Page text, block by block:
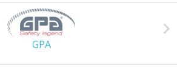
GPA
